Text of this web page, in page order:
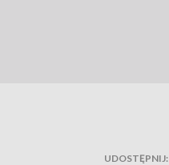
UDOSTĘPNIJ: